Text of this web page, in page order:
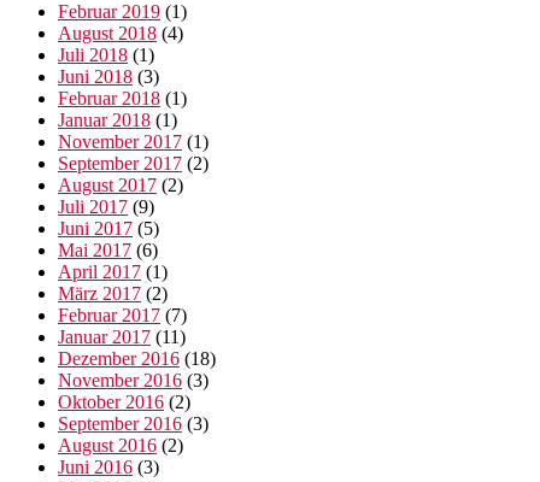
Februar 2019 (1)
August 2018 (4)
Juli 2018 (1)
Juni 2018 (3)
Februar 2018 (1)
Januar 2018 (1)
November 2017 (1)
September 2017 (2)
August 2017 (2)
Juli 2017 (9)
Juni 2017 (5)
Mai 2017 (6)
April 2017 (1)
März 2017 (2)
Februar 2017 (7)
Januar 2017 (11)
Dezember 2016 (18)
November 2016 (3)
Oktober 2016 (2)
September 2016 (3)
August 2016 (2)
Juni 2016 (3)